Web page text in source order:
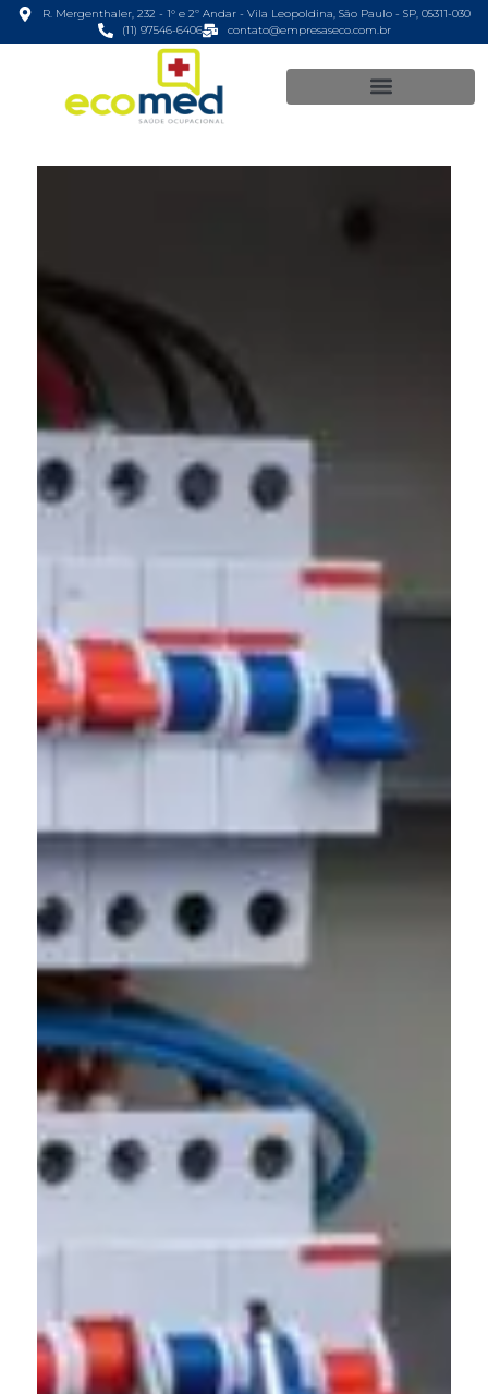
R. Mergenthaler, 232 - 1° e 2º Andar - Vila Leopoldina, São Paulo - SP, 05311-030
(11) 97546-6406
contato@empresaseco.com.br